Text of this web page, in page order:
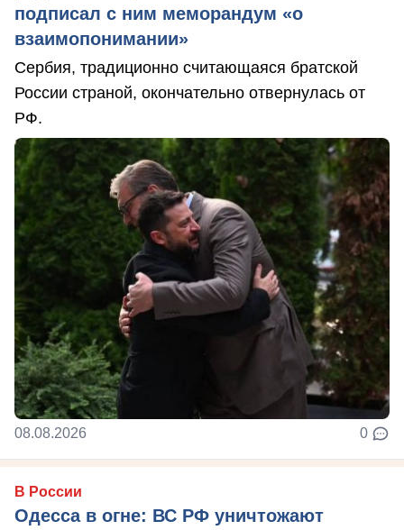
подписал с ним меморандум «о
взаимопонимании»
Сербия, традиционно считающаяся братской
России страной, окончательно отвернулась от
РФ.
08.08.2026 0
В России
Одесса в огне: ВС РФ уничтожают